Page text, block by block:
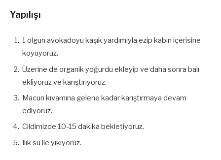
Yapılışı
1 olgun avokadoyu kaşık yardımıyla ezip kabın içerisine
koyuyoruz.
Üzerine de organik yoğurdu ekleyip ve daha sonra balı
ekliyoruz ve karıştırıyoruz.
Macun kıvamına gelene kadar karıştırmaya devam
ediyoruz.
Cildimizde 10-15 dakika bekletiyoruz.
Ilık su ile yıkıyoruz.